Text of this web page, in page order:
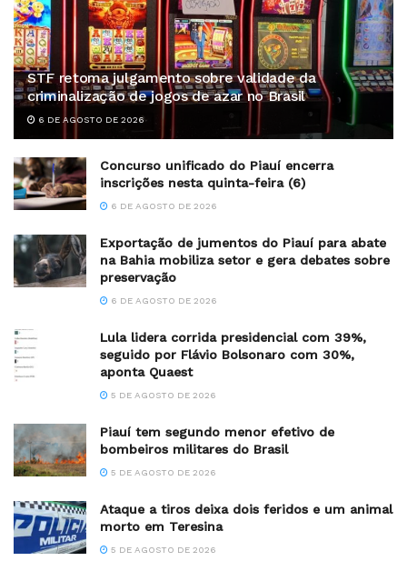
STF retoma julgamento sobre validade da
criminalização de jogos de azar no Brasil
6 DE AGOSTO DE 2026
Concurso unificado do Piauí encerra
inscrições nesta quinta-feira (6)
6 DE AGOSTO DE 2026
Exportação de jumentos do Piauí para abate
na Bahia mobiliza setor e gera debates sobre
preservação
6 DE AGOSTO DE 2026
Lula lidera corrida presidencial com 39%,
seguido por Flávio Bolsonaro com 30%,
aponta Quaest
5 DE AGOSTO DE 2026
Piauí tem segundo menor efetivo de
bombeiros militares do Brasil
5 DE AGOSTO DE 2026
Ataque a tiros deixa dois feridos e um animal
morto em Teresina
5 DE AGOSTO DE 2026